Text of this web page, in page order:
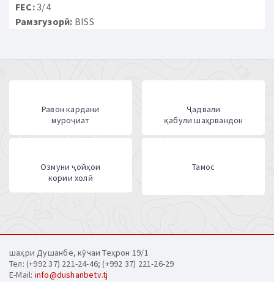
FEC:3/4
Рамзгузорӣ: BISS
Равон кардани
муроҷиат
Ҷадвали
қабули шаҳрвандон
Озмуни ҷойҳои
кории холӣ
Тамос
шаҳри Душанбе, кӯчаи Теҳрон 19/1
Тел: (+992 37) 221-24-46; (+992 37) 221-26-29
E-Mail: info@dushanbetv.tj